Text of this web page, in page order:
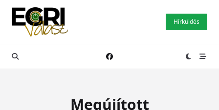
Skip
content
Hírküldés
Megújított